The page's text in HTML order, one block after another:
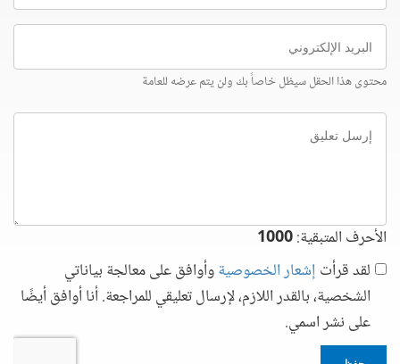
البريد
الإلكتروني
محتوى هذا الحقل سيظل خاصاً بك ولن يتم عرضه للعامة
إرسل
تعليق
الأحرف المتبقية:1000
لقد قرأت إشعار الخصوصيةوأوافق على معالجة بياناتي
الشخصية، بالقدر اللازم، لإرسال تعليقي للمراجعة. أنا أوافق أيضًا
على نشر اسمي.